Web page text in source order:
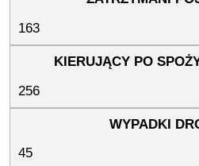
163
256
45